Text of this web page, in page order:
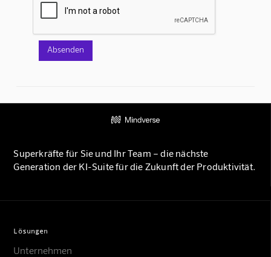
Superkräfte für Sie und Ihr Team – die nächste
Generation der KI-Suite für die Zukunft der Produktivität.
Lösungen
Unternehmen